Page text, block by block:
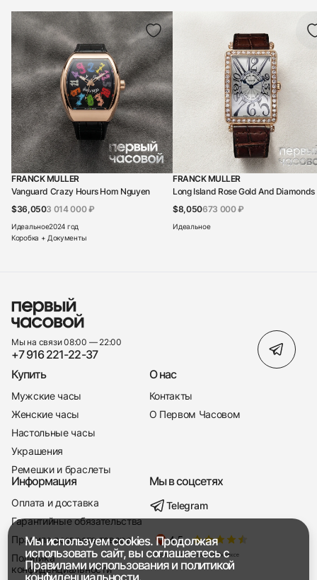
+7 916 221-22-37
Мы насвязи 08:00 — 19:00
FRANCK MULLER
Vanguard Crazy Hours Hom Nguyen
$36,0503 014 000 ₽
Идеальное2024 год
Коробка + Документы
FRANCK MULLER
Long Island Rose Gold And Diamonds
$8,050673 000 ₽
Идеальное
Мы на связи 08:00 — 22:00
+7 916 221-22-37
Купить
Мужские часы
Женские часы
Настольные часы
Украшения
Ремешки и браслеты
О нас
Контакты
О Первом Часовом
Информация
Оплата и доставка
Гарантийные обязательства
Правила возврата товара
Политика
конфиденциальности
Мы в соцсетях
Telegram
Мы используем cookies. Продолжая
использовать сайт, вы соглашаетесь с
Правилами использованияи политикой
конфиденциальности.